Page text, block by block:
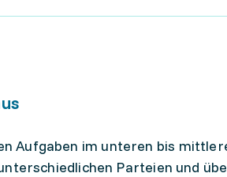
Aufgaben im unteren bis
Parteien und